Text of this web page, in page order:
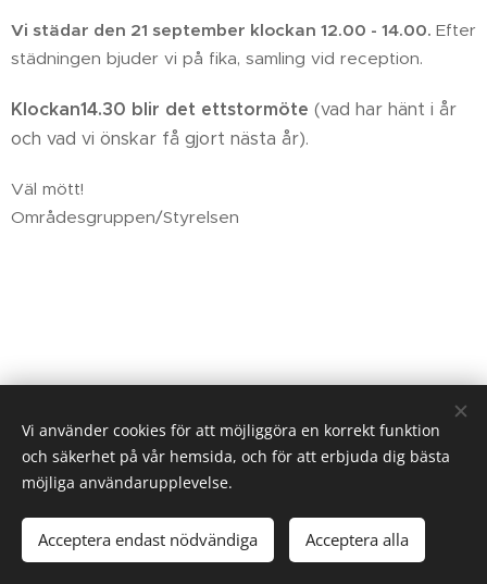
Vi städar den 21 september klockan 12.00 - 14.00. Efter
städningen bjuder vi på fika, samling vid reception.
Klockan14.30 blir det ettstormöte (vad har hänt i år
och vad vi önskar få gjort nästa år).
Väl mött!
Områdesgruppen/Styrelsen
info@kolonisten.se
Cookies
Vi använder cookies för att möjliggöra en korrekt funktion
och säkerhet på vår hemsida, och för att erbjuda dig bästa
möjliga användarupplevelse.
Acceptera endast nödvändiga Acceptera alla